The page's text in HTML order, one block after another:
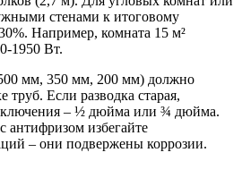
стенами к итоговому
Например, комната 15 м²
1950 Вт.
мм, 350 мм, 200 мм) должно
труб. Если разводка старая,
– ½ дюйма или ¾ дюйма.
антифризом избегайте
– они подвержены коррозии.